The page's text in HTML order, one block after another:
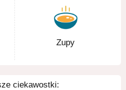
Zupy
ciekawostki: